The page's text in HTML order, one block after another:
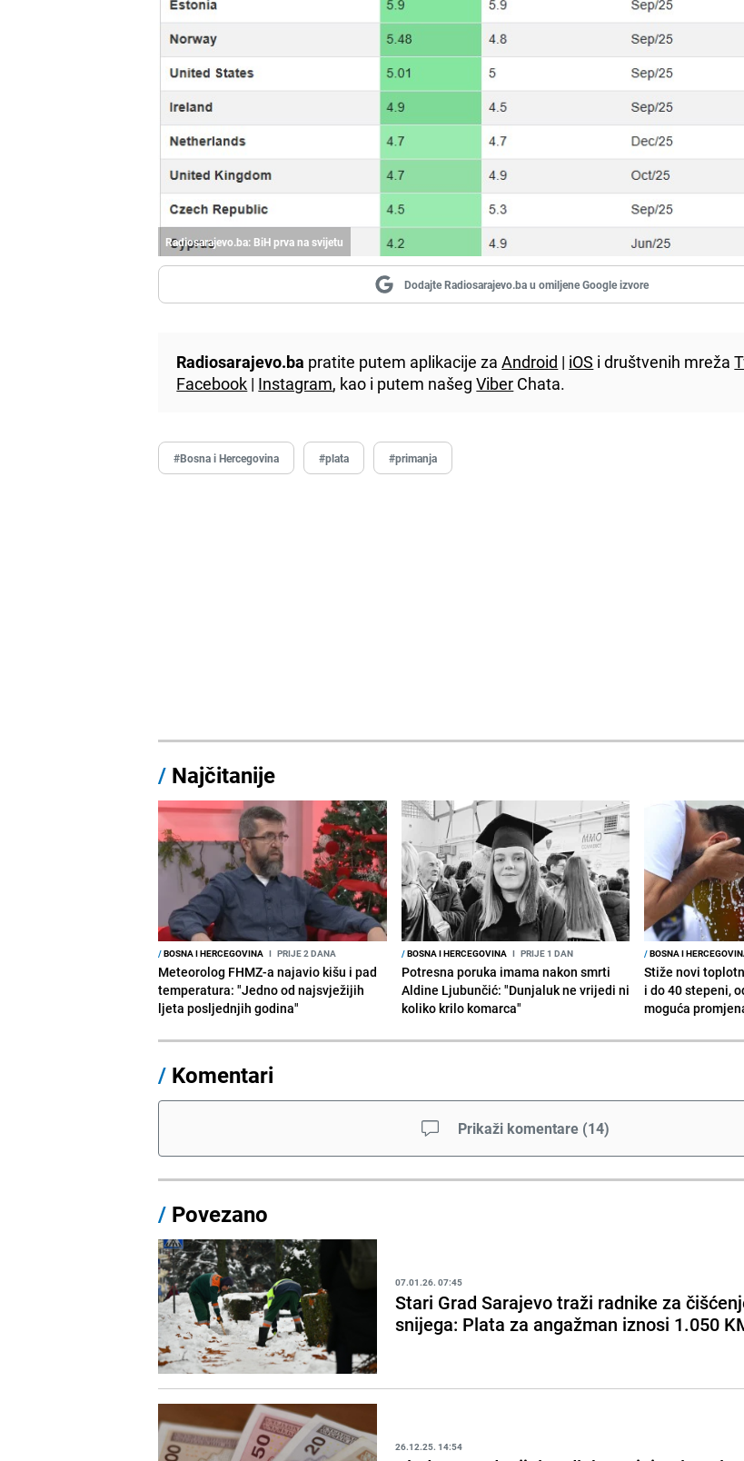
Radiosarajevo.ba: BiH prva na svijetu
Dodajte Radiosarajevo.ba u omiljene Google izvore
Radiosarajevo.ba pratite putem aplikacije zaAndroid | iOS i društvenih mreža
Facebook | Instagram, kao i putem našegViber Chata.
#Bosna i Hercegovina #plata #primanja
/ Najčitanije
/BOSNA I HERCEGOVINA I PRIJE 2 DANA
Meteorolog FHMZ-a najavio kišu i pad
temperatura: "Jedno od najsvježijih
ljeta posljednjih godina"
/BOSNA I HERCEGOVINA I PRIJE 1 DAN
Potresna poruka imama nakon smrti
Aldine Ljubunčić: "Dunjaluk ne vrijedi ni
koliko krilo komarca"
/BOSNA I
Stiže novi
i do 40 stepeni,
moguća
/ Komentari
Prikaži komentare (14)
/ Povezano
07.01.26. 07:45
Stari Grad Sarajevo traži radnike za
snijega: Plata za angažman iznosi 1.050
26.12.25. 14:54